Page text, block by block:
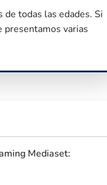
todas las edades. Si
presentamos varias
Mediaset: